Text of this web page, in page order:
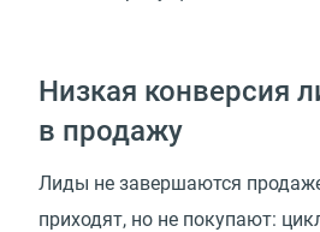
Низкая конверсия
в продажу
Лиды не завершаются
приходят, но не покупают: